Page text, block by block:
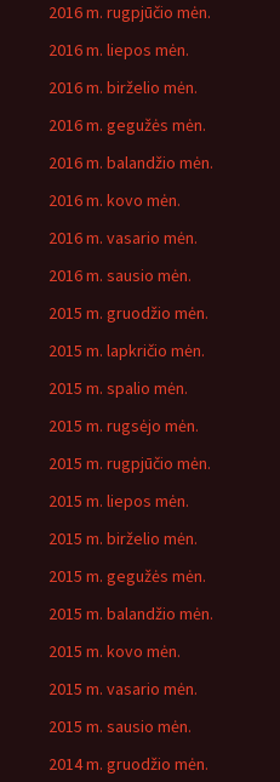
2016 m. rugpjūčio mėn.
2016 m. liepos mėn.
2016 m. birželio mėn.
2016 m. gegužės mėn.
2016 m. balandžio mėn.
2016 m. kovo mėn.
2016 m. vasario mėn.
2016 m. sausio mėn.
2015 m. gruodžio mėn.
2015 m. lapkričio mėn.
2015 m. spalio mėn.
2015 m. rugsėjo mėn.
2015 m. rugpjūčio mėn.
2015 m. liepos mėn.
2015 m. birželio mėn.
2015 m. gegužės mėn.
2015 m. balandžio mėn.
2015 m. kovo mėn.
2015 m. vasario mėn.
2015 m. sausio mėn.
2014 m. gruodžio mėn.